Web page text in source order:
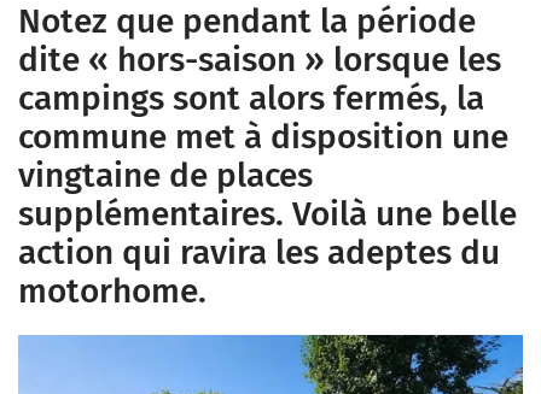
Notez que pendant la période
dite « hors-saison » lorsque les
campings sont alors fermés, la
commune met à disposition une
vingtaine de places
supplémentaires. Voilà une belle
action qui ravira les adeptes du
motorhome.